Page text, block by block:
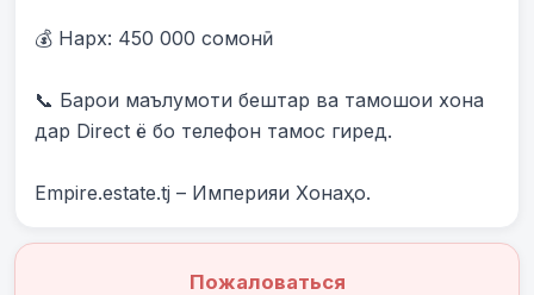
💰 Нарх: 450 000 сомонӣ
📞 Барои маълумоти бештар ва тамошои хона
дар Direct ё бо телефон тамос гиред.
Empire.estate.tj – Империяи Хонаҳо.
Пожаловаться